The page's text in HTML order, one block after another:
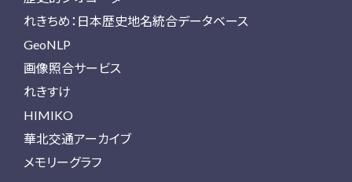
れきちめ：日本歴史地名統合データベース
GeoNLP
画像照合サービス
れきすけ
HIMIKO
華北交通アーカイブ
メモリーグラフ